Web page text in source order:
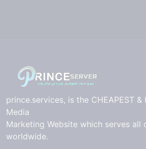
prince.services, is the CHEAPEST &
Media
Marketing Website which serves all
worldwide.